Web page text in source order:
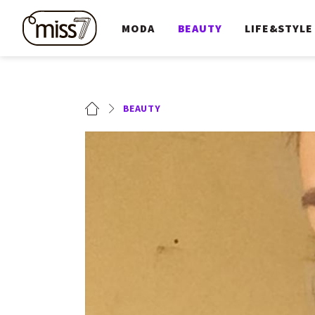
MODA BEAUTY LIFE&STYLE
BEAUTY